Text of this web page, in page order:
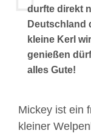
durfte direkt
Deutschland
kleine Kerl
genießen
alles Gute!
Mickey ist ein
kleiner